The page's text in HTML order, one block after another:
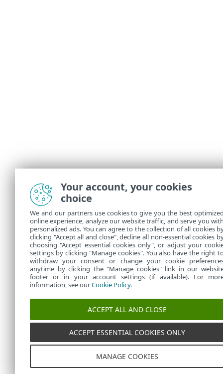
Your account, your cookies
choice
We and our partners use cookies to give you the best
online experience, analyze our website traffic, and serve you
personalized ads. You can agree to the collection of all cookies
clicking "Accept all and close", decline all non-essential cookies
choosing "Accept essential cookies only", or adjust your
settings by clicking "Manage cookies". You also have the right
withdraw your consent or change your cookie
anytime by clicking the "Manage cookies" link in our
footer or in your account settings (if available). For
information, see ourCookie Policy.
ACCEPT ALL AND CLOSE
ACCEPT ESSENTIAL COOKIES ONLY
MANAGE COOKIES